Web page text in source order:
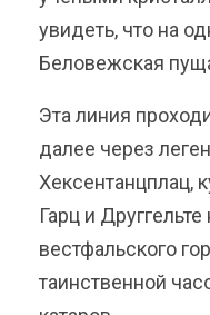
увидеть, что на
Беловежская
Эта линия
далее через
Хексентанцплац,
Гарц и
вестфальского
таинственной